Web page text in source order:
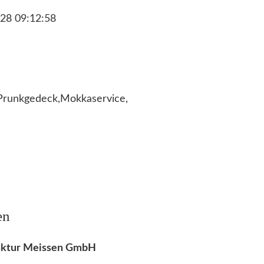
09:12:58
Meissen GmbH